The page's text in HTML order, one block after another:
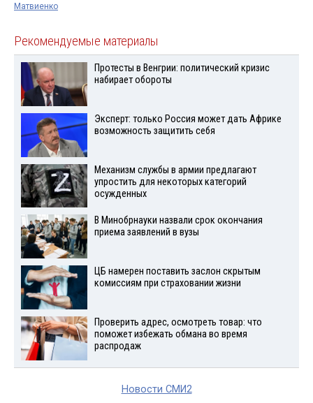
Матвиенко
Рекомендуемые материалы
Протесты в Венгрии: политический кризис
набирает обороты
Эксперт: только Россия может дать Африке
возможность защитить себя
Механизм службы в армии предлагают
упростить для некоторых категорий
осужденных
В Минобрнауки назвали срок окончания
приема заявлений в вузы
ЦБ намерен поставить заслон скрытым
комиссиям при страховании жизни
Проверить адрес, осмотреть товар: что
поможет избежать обмана во время
распродаж
Новости СМИ2